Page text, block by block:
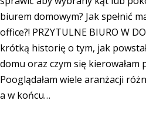
biurem domowym? Jak spełnić
office?! PRZYTULNE BIURO W
krótką historię o tym, jak
domu oraz czym się kierowałam
Pooglądałam wiele aranżacji
a w końcu…